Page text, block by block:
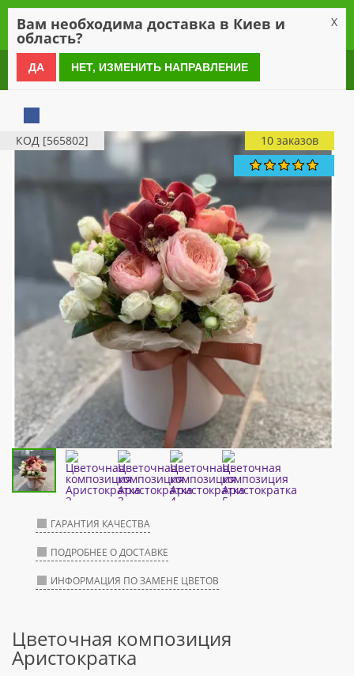
0 800 21 54 55
КОД [565802] 10 заказов
ГАРАНТИЯ КАЧЕСТВА
ПОДРОБНЕЕ О ДОСТАВКЕ
ИНФОРМАЦИЯ ПО ЗАМЕНЕ ЦВЕТОВ
Цветочная композиция
Аристократка
Вам необходима доставка в Киев и
область?
X
ДА НЕТ, ИЗМЕНИТЬ НАПРАВЛЕНИЕ